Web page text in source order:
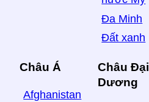
Đa Minh
Đất xanh
Châu Á
Afghanistan
Châu Đại
Dương